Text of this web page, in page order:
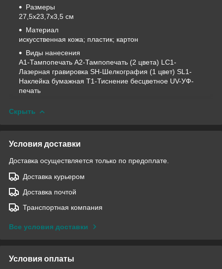
Размеры
27,5х23,7х3,5 см
Материал
искусственная кожа; пластик; картон
Виды нанесения
A1-Тампопечать A2-Тампопечать (2 цвета) LC1-
Лазерная гравировка SH-Шелкография (1 цвет) SL1-
Наклейка бумажная T1-Тиснение бесцветное UV-УФ-
печать
Скрыть
Условия доставки
Доставка осуществляется только по предоплате.
Доставка курьером
Доставка почтой
Транспортная компания
Все условия доставки
Условия оплаты